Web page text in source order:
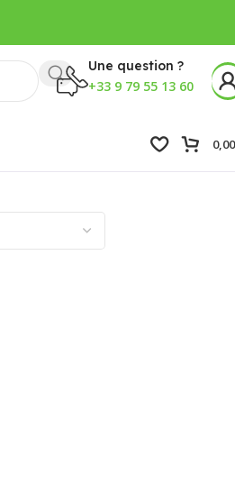
Une question ?
+33 9 79 55 13 60